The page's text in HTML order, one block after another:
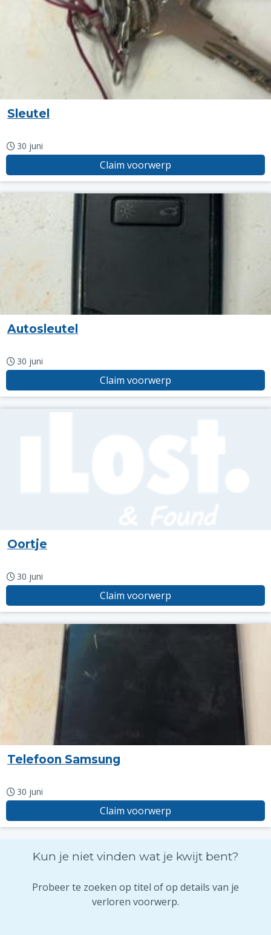
Sleutel
30 juni
Claim voorwerp
Autosleutel
30 juni
Claim voorwerp
Oortje
30 juni
Claim voorwerp
Telefoon Samsung
30 juni
Claim voorwerp
Kun je niet vinden wat je kwijt bent?
Probeer te zoeken op titel of op details van je
verloren voorwerp.